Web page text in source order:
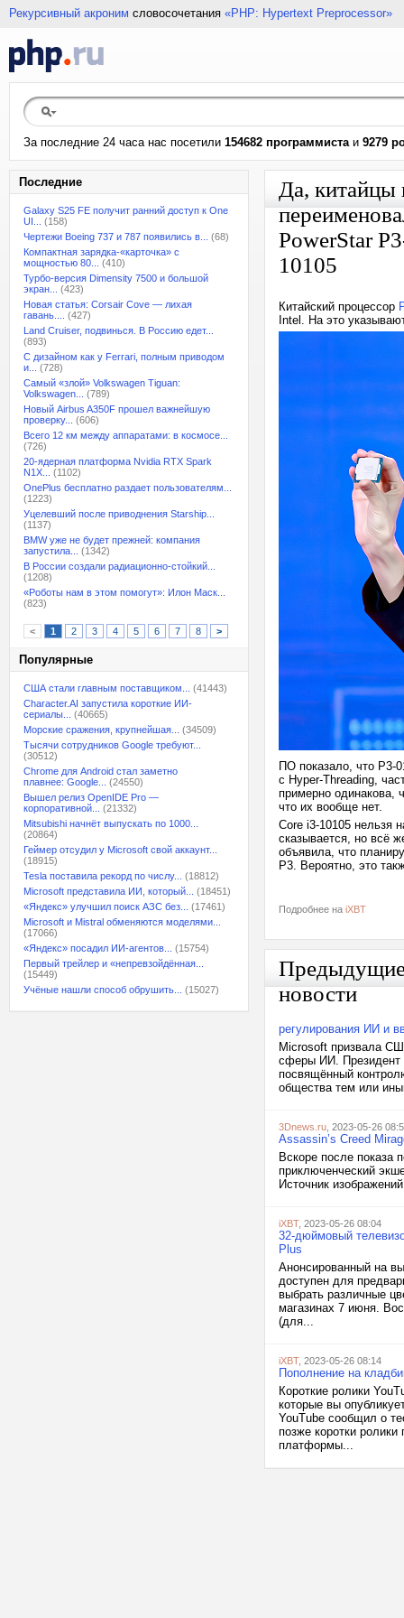
Рекурсивный акроним словосочетания «PHP: Hypertext Preprocessor»
За последние 24 часа нас посетили 154682 программистаи 9279
Последние
Galaxy S25 FE получит ранний доступ к One
UI...
(158)
Чертежи Boeing 737 и 787 появились в...
(68)
Компактная зарядка-«карточка» с
мощностью 80...
(410)
Турбо-версия Dimensity 7500 и большой
экран...
(423)
Новая статья: Corsair Cove — лихая
гавань....
(427)
Land Cruiser, подвинься. В Россию едет...
(893)
С дизайном как у Ferrari, полным приводом
и...
(728)
Самый «злой» Volkswagen Tiguan:
Volkswagen...
(789)
Новый Airbus A350F прошел важнейшую
проверку...
(606)
Всего 12 км между аппаратами: в космосе...
(726)
20-ядерная платформа Nvidia RTX Spark
N1X...
(1102)
OnePlus бесплатно раздает пользователям...
(1223)
Уцелевший после приводнения Starship...
(1137)
BMW уже не будет прежней: компания
запустила...
(1342)
В России создали радиационно-стойкий...
(1208)
«Роботы нам в этом помогут»: Илон Маск...
(823)
< 1 2 3 4 5 6 7 8 >
Популярные
США стали главным поставщиком...
(41443)
Character.AI запустила короткие ИИ-
сериалы...
(40665)
Морские сражения, крупнейшая...
(34509)
Тысячи сотрудников Google требуют...
(30512)
Chrome для Android стал заметно
плавнее: Google...
(24550)
Вышел релиз OpenIDE Pro —
корпоративной...
(21332)
Mitsubishi начнёт выпускать по 1000...
(20864)
Геймер отсудил у Microsoft свой аккаунт...
(18915)
Tesla поставила рекорд по числу...
(18812)
Microsoft представила ИИ, который...
(18451)
«Яндекс» улучшил поиск АЗС без...
(17461)
Microsoft и Mistral обменяются моделями...
(17066)
«Яндекс» посадил ИИ-агентов...
(15754)
Первый трейлер и «непревзойдённая...
(15449)
Учёные нашли способ обрушить...
(15027)
Да, китайцы
PowerStar
10105
Китайский процессор
Intel. На это
ПО показало, что P3-
с Hyper-Threading,
примерно одинакова,
что их вообще нет.
Core i3-10105 нельзя
сказывается, но всё
объявила, что
P3. Вероятно, это
Подробнее на iXBT
новости
регулирования ИИ и
Microsoft призвала
сферы ИИ. Президент
посвящённый
общества тем или
3Dnews.ru , 2023-05-26
Assassin’s Creed
Вскоре после показа
приключенческий
Источник
iXBT, 2023-05-26 08:04
32-дюймовый
Plus
Анонсированный на
доступен для
выбрать различные
магазинах 7 июня.
(для...
iXBT, 2023-05-26 08:14
Пополнение на
Короткие ролики
которые вы
YouTube сообщил о
позже коротки
платформы...